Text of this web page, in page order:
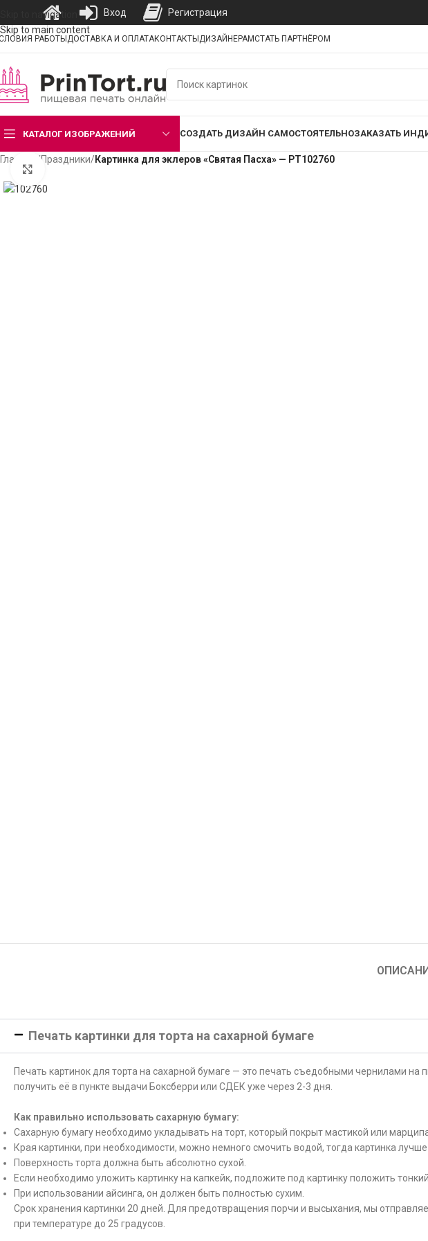
Skip to navigation
Skip to main content
РАБОТЫ ДОСТАВКА И ОПЛАТАКОНТАКТЫ ДИЗАЙНЕРАМСТАТЬ ПАРТНЁРОМ
КАТАЛОГ ИЗОБРАЖЕНИЙ СОЗДАТЬ ДИЗАЙН САМОСТОЯТЕЛЬНОЗАКАЗАТЬ
Главная /Праздники/Картинка для эклеров «Святая Пасха» — PT102760
Печать картинки для торта на сахарной бумаге
Печать картинок для торта на сахарной бумаге — это печать съедобными чернилами
получить её в пункте выдачи Боксберри или СДЕК уже через 2-3 дня.
Как правильно использовать сахарную бумагу:
Сахарную бумагу необходимо укладывать на торт, который покрыт мастикой или
Края картинки, при необходимости, можно немного смочить водой, тогда картинка лучше
Поверхность торта должна быть абсолютно сухой.
Если необходимо уложить картинку на капкейк, подложите под картинку положить
При использовании айсинга, он должен быть полностью сухим.
Срок хранения картинки 20 дней. Для предотвращения порчи и высыхания, мы
при температуре до 25 градусов.
Вход Регистрация